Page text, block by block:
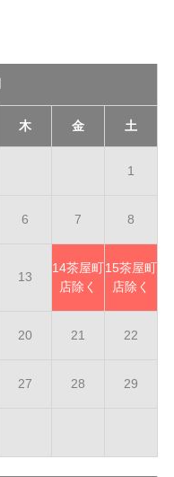
木 金 土
1
6 7 8
13
14茶屋町
店除く
15茶屋町
店除く
20 21 22
27 28 29